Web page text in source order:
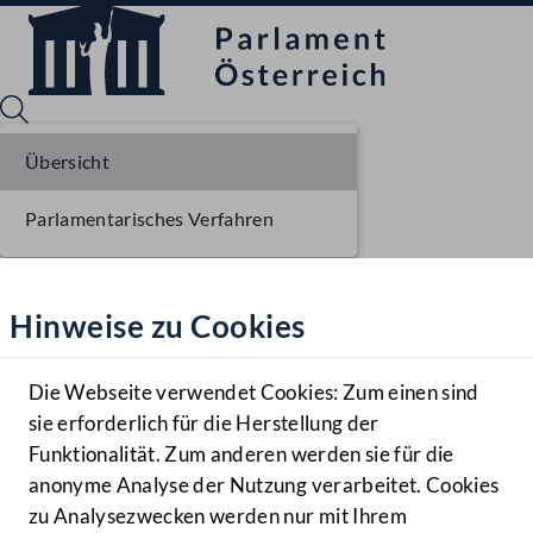
Hilfe
Benutzer
Navigationsmenü öffnen
MENÜ
Hinweise zu Cookies
Die Webseite verwendet Cookies: Zum einen sind
sie erforderlich für die Herstellung der
Funktionalität. Zum anderen werden sie für die
anonyme Analyse der Nutzung verarbeitet. Cookies
zu Analysezwecken werden nur mit Ihrem
Übersicht
Parlamentarisches Verfahren